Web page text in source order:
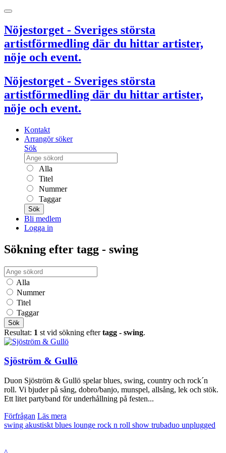
Nöjestorget - Sveriges största
artistförmedling där du hittar artister,
nöje och event.
Nöjestorget - Sveriges största
artistförmedling där du hittar artister,
nöje och event.
Kontakt
Arrangör söker
Sök
Alla
Titel
Nummer
Taggar
Sök
Bli medlem
Logga in
Sökning efter tagg - swing
Alla
Nummer
Titel
Taggar
Sök
Resultat: 1 st vid sökning eftertagg - swing.
Sjöström & Gullö
Duon Sjöström & Gullö spelar blues, swing, country och rock´n
roll. Vi bjuder på sång, dobro/banjo, munspel, allsång, lek och stök.
Ett litet partyband för underhållning på festen...
Förfrågan Läs mera
swing akustiskt blues lounge rock n roll show trubaduo unplugged